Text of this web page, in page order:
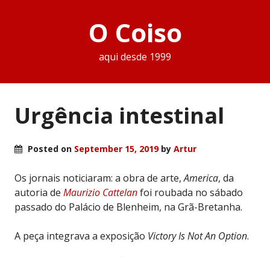
O Coiso
aqui desde 1999
Urgência intestinal
Posted on September 15, 2019by Artur
Os jornais noticiaram: a obra de arte,America, da
autoria de Maurizio Cattelanfoi roubada no sábado
passado do Palácio de Blenheim, na Grã-Bretanha.
A peça integrava a exposição Victory Is Not An Option.